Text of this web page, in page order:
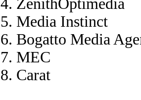
4. ZenithOptimedia
5. Media Instinct
6. Bogatto Media
7. MEC
8. Carat